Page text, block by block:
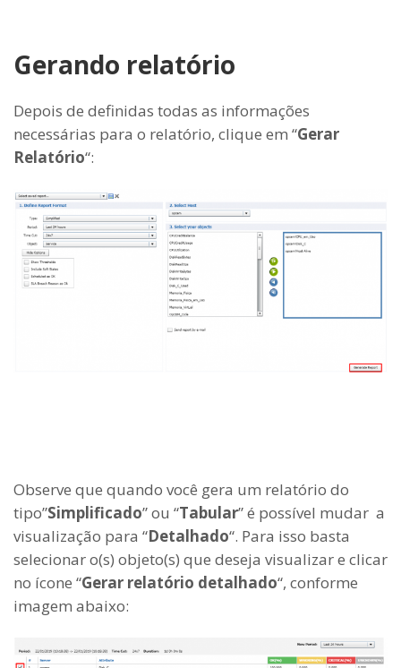
Gerando relatório
Depois de definidas todas as informações
necessárias para o relatório, clique em “Gerar
Relatório“:
Observe que quando você gera um relatório do
tipo”Simplificado” ou “Tabular” é possível mudar a
visualização para “Detalhado“. Para isso basta
selecionar o(s) objeto(s) que deseja visualizar e clicar
no ícone “Gerar relatório detalhado“, conforme
imagem abaixo: